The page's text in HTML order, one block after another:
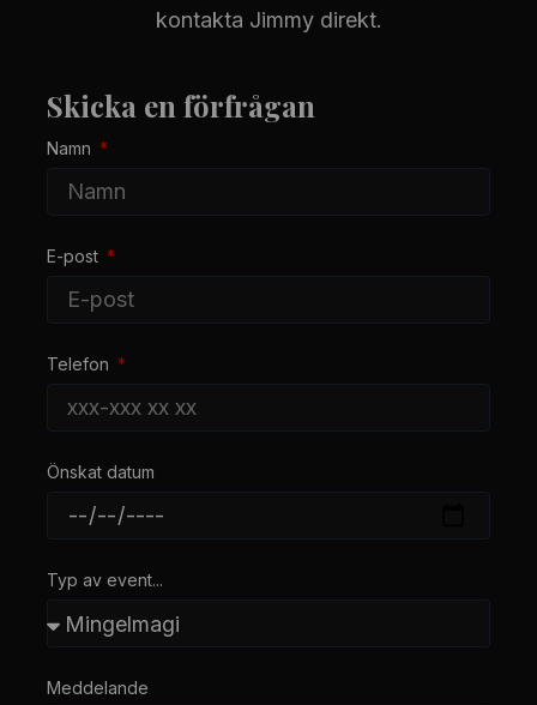
kontakta Jimmy direkt.
Skicka en förfrågan
Namn
E-post
Telefon
Önskat datum
Typ av event...
Meddelande